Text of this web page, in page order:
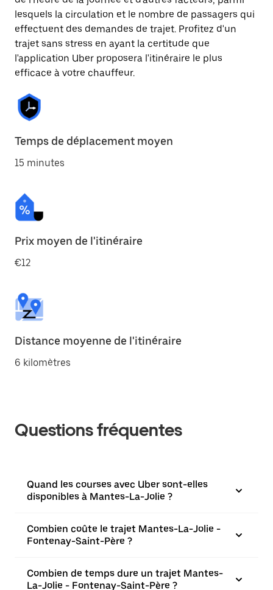
lesquels la circulation et le nombre de passagers qui
effectuent des demandes de trajet. Profitez d'un
trajet sans stress en ayant la certitude que
l'application Uber proposera l'itinéraire le plus
efficace à votre chauffeur.
Temps de déplacement moyen
15 minutes
Prix moyen de l'itinéraire
€12
Distance moyenne de l'itinéraire
6 kilomètres
Questions fréquentes
Quand les courses avec Uber sont-elles
disponibles à Mantes-La-Jolie ?
Combien coûte le trajet Mantes-La-Jolie -
Fontenay-Saint-Père ?
Combien de temps dure un trajet Mantes-
La-Jolie - Fontenay-Saint-Père ?